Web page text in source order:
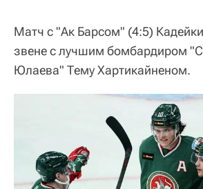
Матч с "Ак Барсом" (4:5)
звене с лучшим бомбардиром
Юлаева" Тему Хартикайненом.